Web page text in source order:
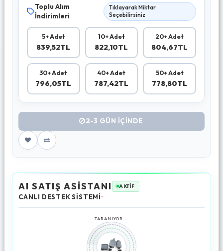
Toplu Alım
İndirimleri
Tıklayarak Miktar
Seçebilirsiniz
5+ Adet
839,52TL
10+ Adet
822,10TL
20+ Adet
804,67TL
30+ Adet
796,05TL
40+ Adet
787,42TL
50+ Adet
778,80TL
2-3 GÜN IÇINDE
AI SATIŞ ASİSTANI AKTİF
CANLI DESTEK SİSTEMİ
TARANIYOR...